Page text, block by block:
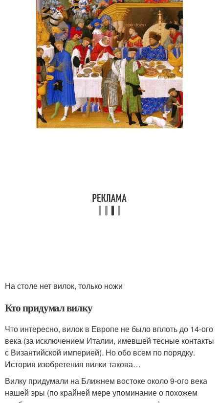
На столе нет вилок, только ножи
Кто придумал вилку
Что интересно, вилок в Европе не было вплоть до 14-ого
века (за исключением Италии, имевшей тесные контакты
с Византийской империей). Но обо всем по порядку.
История изобретения вилки такова…
Вилку придумали на Ближнем востоке около 9-ого века
нашей эры (по крайней мере упоминание о похожем